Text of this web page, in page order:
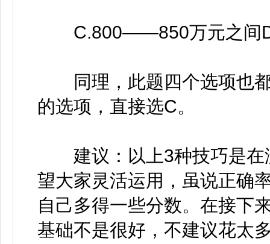
C.800——850万元之间
同理，此题四个选项也都
的选项，直接选C。
建议：以上3种技巧是在
望大家灵活运用，虽说正确
自己多得一些分数。在接下
基础不是很好，不建议花太